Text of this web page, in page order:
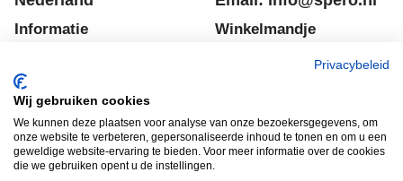
Informatie
Winkelmandje
Voorwaarden
Winkelmandje
Disclaimer
Garantie voorwaarden
Privacy verklaring
Privacybeleid
Wij gebruiken cookies
We kunnen deze plaatsen voor analyse van onze bezoekersgegevens, om
onze website te verbeteren, gepersonaliseerde inhoud te tonen en om u een
geweldige website-ervaring te bieden. Voor meer informatie over de cookies
die we gebruiken opent u de instellingen.